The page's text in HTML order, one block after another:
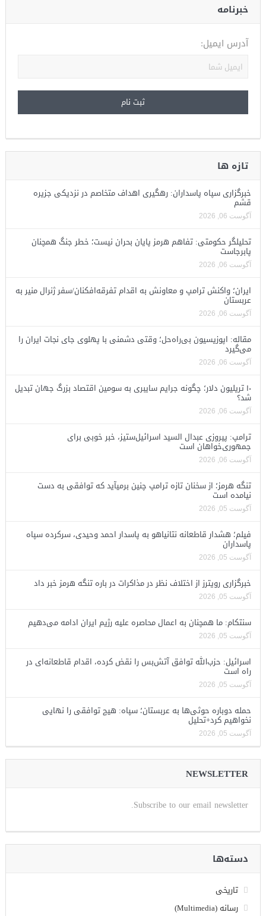
خبرنامه
آدرس ایمیل:
تازه ها
خبرگزاری سپاه پاسداران: رهگیری اهداف متخاصم در نزدیکی جزیره
قشم
آگوست 06, 2026
تحلیلگر حکومتی: تفاهم هرمز پایان بحران نیست؛ خطر جنگ همچنان
پابرجاست
آگوست 06, 2026
ایران؛ واکنش ترامپ و معاونش به اقدام تفرقه‌افکنان/سفر ژنرال منیر به
عربستان
آگوست 06, 2026
مقاله: اپوزیسیون بی‌راه‌حل؛ وقتی دشمنی با پهلوی جای نجات ایران را
می‌گیرد
آگوست 06, 2026
۱۰ تریلیون دلار؛ چگونه جرایم سایبری به سومین اقتصاد بزرگ جهان تبدیل
شد؟
آگوست 06, 2026
ترامپ: پیروزی عبدال السید اسرائیل‌ستیز، خبر خوبی برای
جمهوری‌خواهان است
آگوست 06, 2026
تنگه هرمز؛ از سخنان تازه ترامپ چنین برمیآید که توافقی به دست
نیامده است
آگوست 05, 2026
فیلم؛ هشدار قاطعانه نتانیاهو به پاسدار احمد وحیدی، سرکرده سپاه
پاسداران
آگوست 05, 2026
خبرگزاری رویترز از اختلاف نظر در مذاکرات در باره تنگه هرمز خبر داد
آگوست 05, 2026
سنتکام: ما همچنان به اعمال محاصره علیه رژیم ایران ادامه می‌دهیم
آگوست 05, 2026
اسرائیل: حزب‌الله توافق آتش‌بس را نقض کرده، اقدام قاطعانه‌ای در
راه است
آگوست 05, 2026
حمله دوباره حوثی‌ها به عربستان؛ سپاه: هیچ توافقی را نهایی
نخواهیم کرد+تحلیل
آگوست 05, 2026
NEWSLETTER
Subscribe to our email newsletter.
دسته‌ها
تاریخی
رسانه (Multimedia)